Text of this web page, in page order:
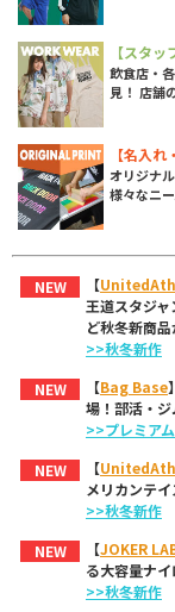
【スタッ
飲食店・
見！ 店舗
【名入れ
オリジナ
様々なニ
NEW 【
王道スタジ
ど秋冬新商品
>>秋冬新作
NEW
【Bag Base
場！部活・
>>プレミア
NEW
【
メリカンテ
>>秋冬新作
NEW
【JOKER
る大容量ナイ
>>秋冬新作